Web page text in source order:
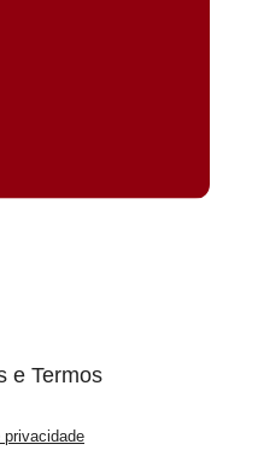
e Termos